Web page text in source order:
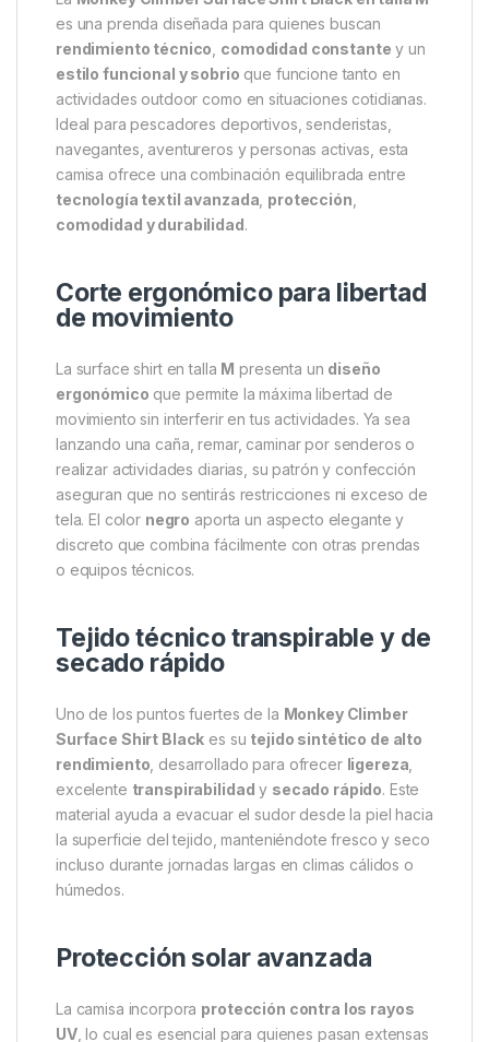
Monkey Climber Surface Shirt
Black Talla M
Comodidad técnica y estilo
versátil para tus actividades al
aire libre
es una prenda diseñada para quienes buscan
rendimiento técnico,comodidad constante
actividades outdoor como en situaciones cotidianas.
Ideal para pescadores deportivos, senderistas,
navegantes, aventureros y personas activas, esta
camisa ofrece una combinación equilibrada entre
tecnología textil avanzada, protección,
comodidad y durabilidad.
Corte ergonómico para libertad
de movimiento
La surface shirt en tallaMpresenta undiseño
ergonómico que permite la máxima libertad de
movimiento sin interferir en tus actividades. Ya sea
lanzando una caña, remar, caminar por senderos o
realizar actividades diarias, su patrón y confección
aseguran que no sentirás restricciones ni exceso de
tela. El colornegroaporta un aspecto elegante y
discreto que combina fácilmente con otras prendas
o equipos técnicos.
Tejido técnico transpirable y de
Surface Shirt Blackes sutejido sintético de alto
rendimiento, desarrollado para ofrecerligereza,